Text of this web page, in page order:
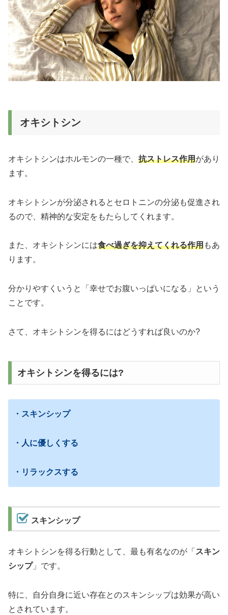
オキシトシン
オキシトシンはホルモンの一種で、 抗ストレス作用があり
ます。
オキシトシンが分泌されるとセロトニンの分泌も促進され
るので、精神的な安定をもたらしてくれます。
また、オキシトシンには食べ過ぎを抑えてくれる作用もあ
ります。
分かりやすくいうと「幸せでお腹いっぱいになる」という
ことです。
さて、オキシトシンを得るにはどうすれば良いのか?
オキシトシンを得るには?
・スキンシップ
・人に優しくする
・リラックスする
スキンシップ
オキシトシンを得る行動として、最も有名なのが「 スキン
シップ」です。
特に、自分自身に近い存在とのスキンシップは効果が高い
とされています。